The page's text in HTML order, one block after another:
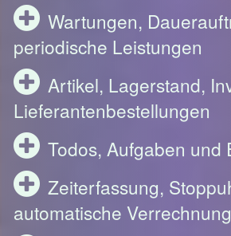
Wartungen,
periodische Leistungen
Artikel, Lagerstand,
Lieferantenbestellungen
Todos, Aufgaben und
Zeiterfassung,
automatische Verrechnung